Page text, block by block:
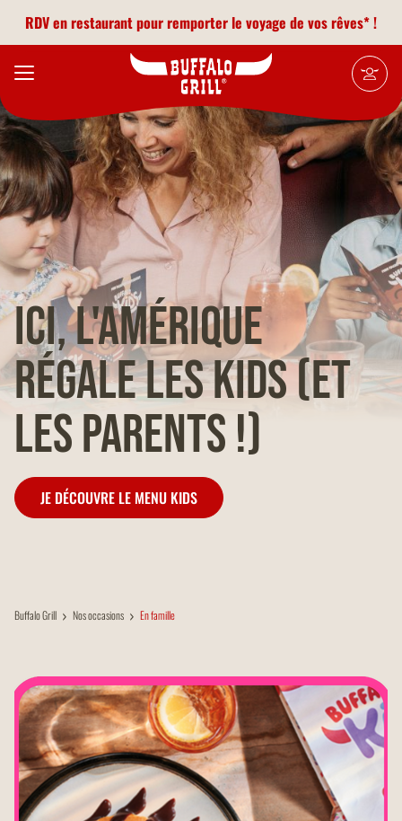
RDV en restaurant pour remporter le voyage de vos rêves* !
ICI, l'Amérique
régale leskids (et
les parents !)
JE DÉCOUVRE LE MENU KIDS
Buffalo Grill Nos occasions En famille